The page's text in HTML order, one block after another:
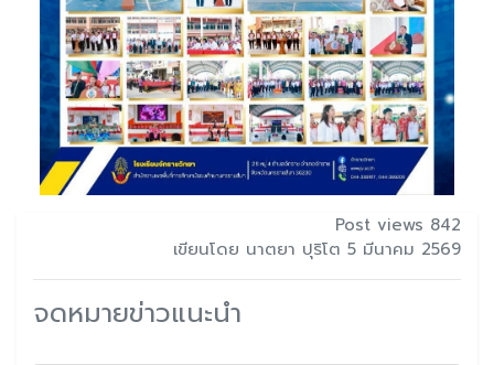
Post views 842
เขียนโดย นาตยา ปุริโต 5 มีนาคม 2569
จดหมายข่าวแนะนำ